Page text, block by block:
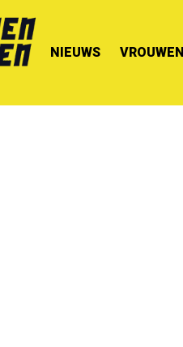
NIEUWS VROUWEN